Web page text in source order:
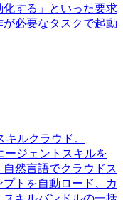
する」といった要求
必要なタスクで起動
ルクラウド。
ージェントスキルを
然言語でクラウドス
トを自動ロード、カ